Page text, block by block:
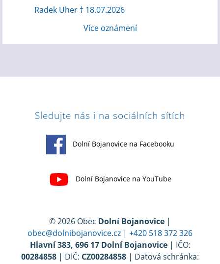
Radek Uher † 18.07.2026
Více oznámení
Sledujte nás i na sociálních sítích
Dolní Bojanovice na Facebooku
Dolní Bojanovice na YouTube
© 2026 Obec Dolní Bojanovice |
obec@dolnibojanovice.cz | +420 518 372 326
Hlavní 383, 696 17 Dolní Bojanovice| IČO:
00284858 | DIČ: CZ00284858 | Datová schránka: